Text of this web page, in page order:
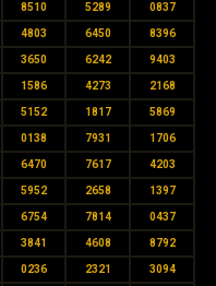
8510 5289 0837
4803 6450 8396
3650 6242 9403
1586 4273 2168
5152 1817 5869
0138 7931 1706
6470 7617 4203
5952 2658 1397
6754 7814 0437
3841 4608 8792
0236 2321 3094